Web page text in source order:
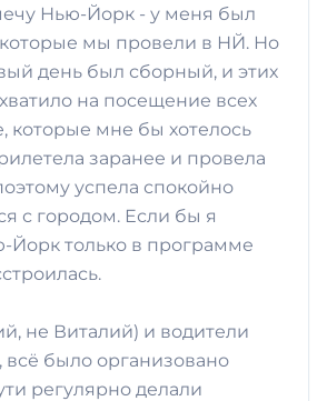
Нью-Йорк - у меня был
которые мы провели в НЙ. Но
день был сборный, и этих
на посещение всех
которые мне бы хотелось
заранее и провела
успела спокойно
с городом. Если бы я
Йорк только в программе
не Виталий) и водители
всё было организовано
регулярно делали